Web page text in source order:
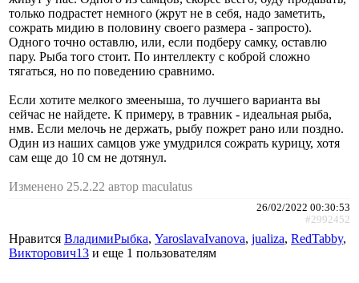
только подрастет немного (жрут не в себя, надо заметить,
сожрать мидию в половину своего размера - запросто).
Одного точно оставлю, или, если подберу самку, оставлю
пару. Рыба того стоит. По интеллекту с коброй сложно
тягаться, но по поведению сравнимо.
Если хотите мелкого змееныша, то лучшего варианта вы
сейчас не найдете. К примеру, в травник - идеальная рыба,
нмв. Если мелочь не держать, рыбу пожрет рано или поздно.
Один из наших самцов уже умудрился сожрать курицу, хотя
сам еще до 10 см не дотянул.
Изменено 25.2.22 автор maculatus
26/02/2022 00:30:53
#2992452
Нравится ВладимиРыбка, YaroslavaIvanova, jualiza, RedTabby,
Викторович13 и еще 1 пользователям